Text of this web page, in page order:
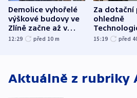
Demolice vyhořelé
výškové budovy ve
Zlíně začne až v
následujících dnech
12:29 před 10 m
Za dotační
ohledně
parku
15:19 před
Aktuálně z rubriky